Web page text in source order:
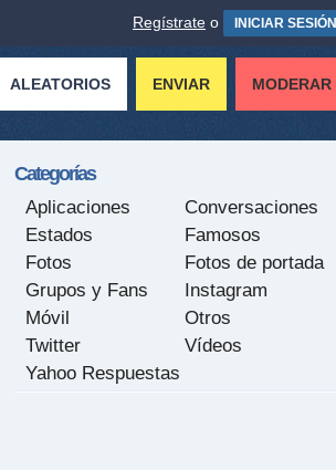
Regístrate o INICIAR SESIÓN
ALEATORIOS ENVIAR MODERAR
Categorías
Aplicaciones
Conversaciones
Estados
Famosos
Fotos
Fotos de portada
Grupos y Fans
Instagram
Móvil
Otros
Twitter
Vídeos
Yahoo Respuestas